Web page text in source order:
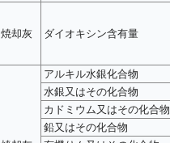
焼却灰 ダイオキシン含有量
アルキル水銀化合物
水銀又はその化合物
カドミウム又はその化合物
鉛又はその化合物